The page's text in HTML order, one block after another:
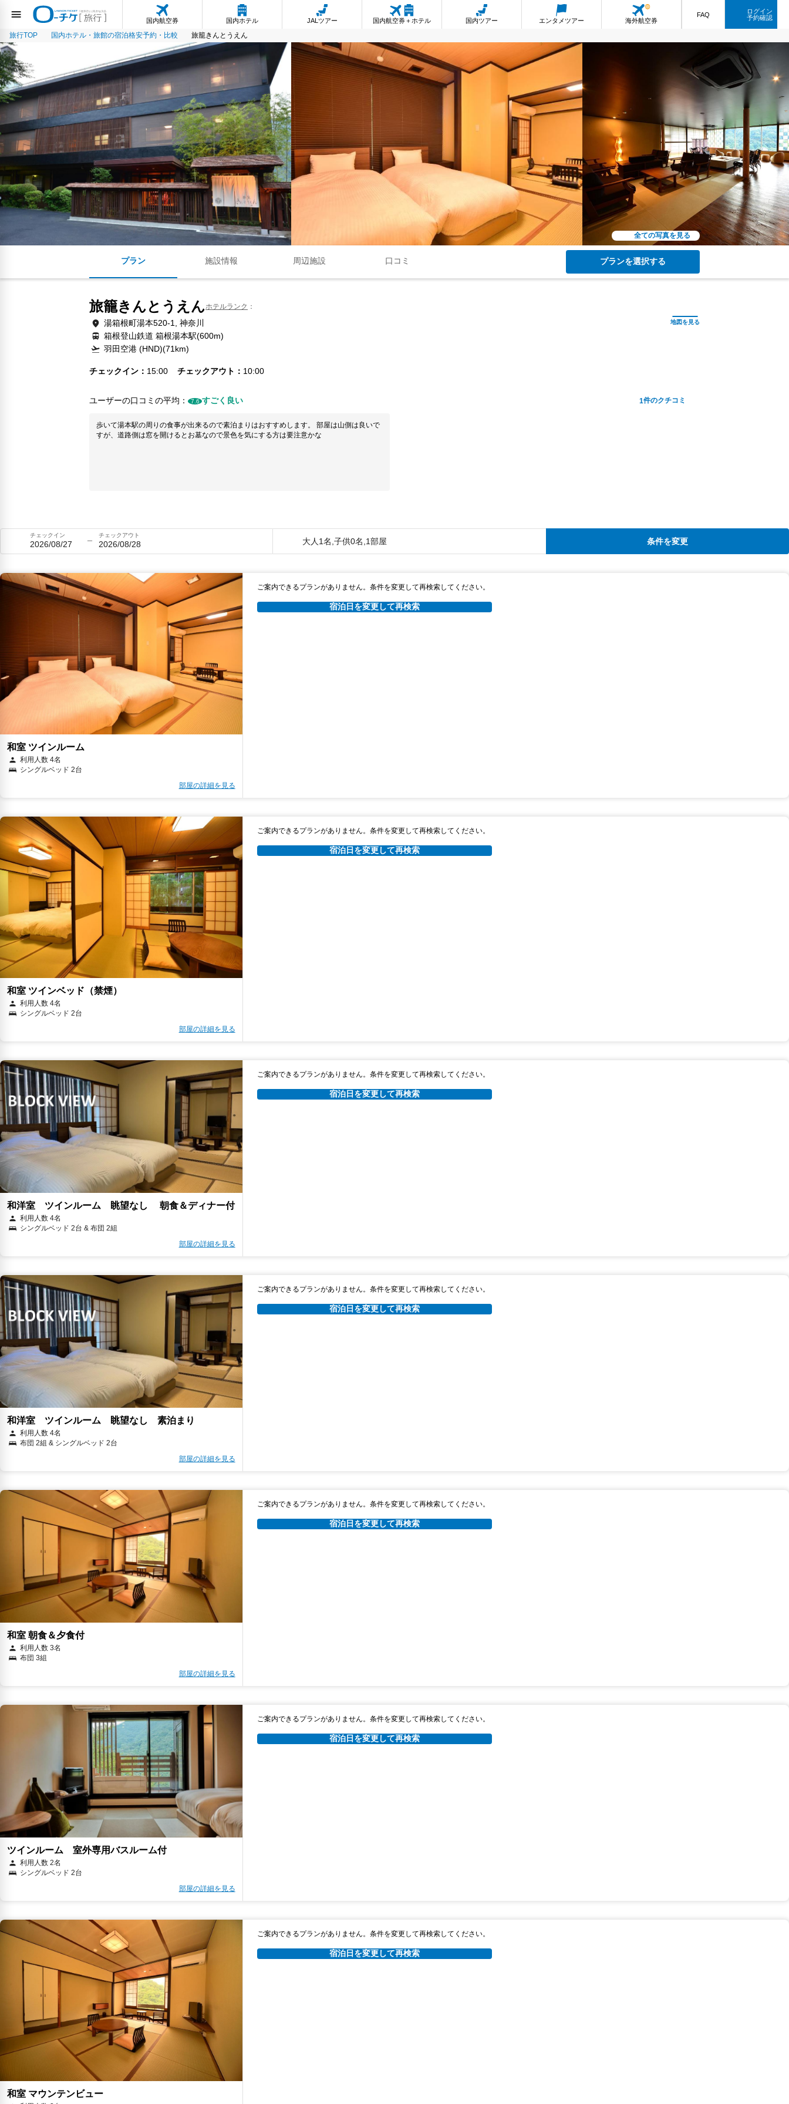
国内航空券 国内ホテル JALツアー 国内航空券＋ホテル 国内ツアー エンタメツアー 海外航空券
FAQ
ログイン
予約確認
旅行TOP 国内ホテル・旅館の宿泊格安予約・比較 旅籠きんとうえん
全ての写真を見る
プラン 施設情報 周辺施設 口コミ プランを選択する
旅籠きんとうえんホテルランク
湯箱根町湯本520-1, 神奈川
箱根登山鉄道 箱根湯本駅(600m)
羽田空港 (HND)(71km)
チェックイン 15:00 チェックアウト 10:00
ユーザーの口コミの平均： 7.6 すごく良い 1件のクチコミ
歩いて湯本駅の周りの食事が出来るので素泊まりはおすすめします。 部屋は山側は良いで
すが、道路側は窓を開けるとお墓なので景色を気にする方は要注意かな
チェックイン
2026/08/27
チェックアウト
2026/08/28 大人1名,子供0名,1部屋 条件を変更
和室 ツインルーム
利用人数 4名
シングルベッド 2台
部屋の詳細を見る
ご案内できるプランがありません。条件を変更して再検索してください。
宿泊日を変更して再検索
和室 ツインベッド（禁煙）
利用人数 4名
シングルベッド 2台
部屋の詳細を見る
ご案内できるプランがありません。条件を変更して再検索してください。
宿泊日を変更して再検索
和洋室 ツインルーム 眺望なし 朝食＆ディナー付
利用人数 4名
シングルベッド 2台 & 布団 2組
部屋の詳細を見る
ご案内できるプランがありません。条件を変更して再検索してください。
宿泊日を変更して再検索
和洋室 ツインルーム 眺望なし 素泊まり
利用人数 4名
布団 2組 & シングルベッド 2台
部屋の詳細を見る
ご案内できるプランがありません。条件を変更して再検索してください。
宿泊日を変更して再検索
和室 朝食＆夕食付
利用人数 3名
布団 3組
部屋の詳細を見る
ご案内できるプランがありません。条件を変更して再検索してください。
宿泊日を変更して再検索
ツインルーム 室外専用バスルーム付
利用人数 2名
シングルベッド 2台
部屋の詳細を見る
ご案内できるプランがありません。条件を変更して再検索してください。
宿泊日を変更して再検索
和室 マウンテンビュー
ご案内できるプランがありません。条件を変更して再検索してください。
宿泊日を変更して再検索